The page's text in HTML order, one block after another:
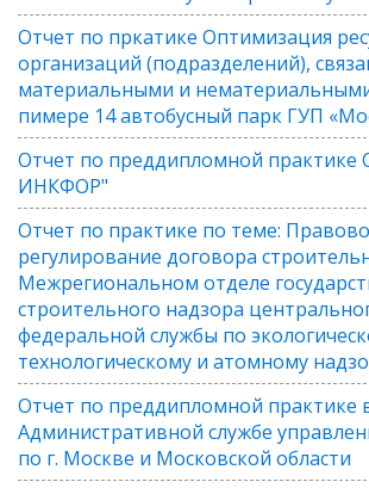
Отчет по пркатике Оптимизация
организаций (подразделений),
материальными и
пимере 14 автобусный парк ГУП
Отчет по преддипломной
ИНКФОР"
Отчет по практике по теме:
регулирование договора
Межрегиональном отделе
строительного надзора
федеральной службы по
технологическому и атомному
Отчет по преддипломной практике
Административной службе
по г. Москве и Московской области